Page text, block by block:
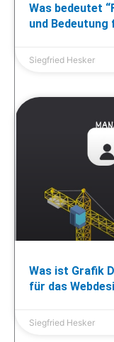
Was bedeutet
und
Siegfried Hesker
Was ist Grafik
für das
Siegfried Hesker